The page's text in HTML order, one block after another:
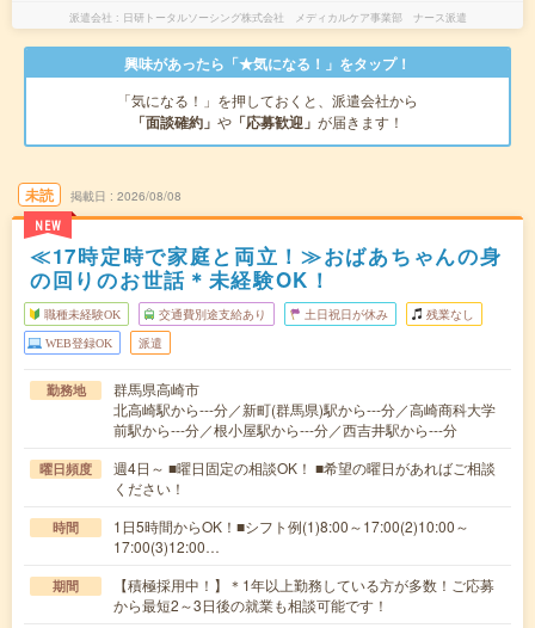
派遣会社 日研トータルソーシング株式会社 メディカルケア事業部 ナース派遣
興味があったら「★気になる！」をタップ！
「気になる！」を押しておくと、派遣会社から
「面談確約」 や 「応募歓迎」 が届きます！
未読
NEW
掲載日 2026/08/08
≪17時定時で家庭と両立！≫おばあちゃんの身
の回りのお世話＊未経験OK！
職種未経験OK 交通費別途支給あり 土日祝日が休み 残業なし
WEB登録OK 派遣
勤務地
群馬県高崎市
北高崎駅から---分／新町(群馬県)駅から---分／高崎商科大学
前駅から---分／根小屋駅から---分／西吉井駅から---分
曜日頻度
週4日～ ■曜日固定の相談OK！ ■希望の曜日があればご相談
ください！
時間
1日5時間からOK！■シフト例(1)8:00～17:00(2)10:00～
17:00(3)12:00…
期間
【積極採用中！】＊1年以上勤務している方が多数！ご応募
から最短2～3日後の就業も相談可能です！